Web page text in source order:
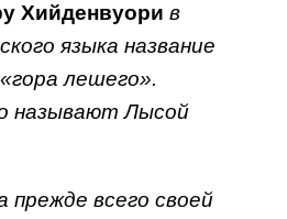
Хийденвуори в
языка название
лешего».
называют Лысой
прежде всего своей